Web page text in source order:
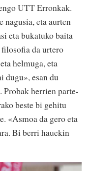
UTT Erronkak.
nagusia, eta aurten
eta bukatuko baita
da urtero
helmuga, eta
dugu», esan du
herrien parte-
beste bi gehitu
«Asmoa da gero eta
Bi berri hauekin